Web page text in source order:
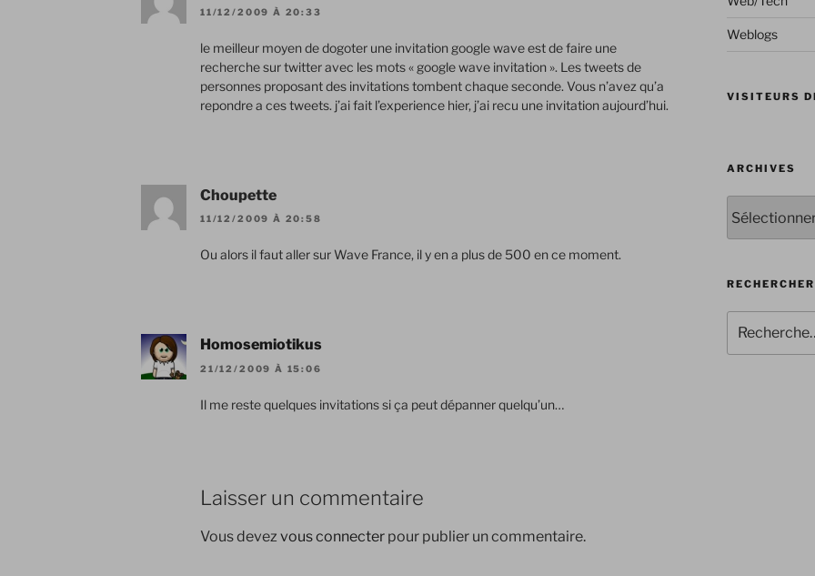
11/12/2009 À 20:33
le meilleur moyen de dogoter une invitation google wave est de faire une
recherche sur twitter avec les mots « google wave invitation ». Les tweets de
personnes proposant des invitations tombent chaque seconde. Vous n’avez qu’a
repondre a ces tweets. j’ai fait l’experience hier, j’ai recu une invitation aujourd’hui.
Choupette
11/12/2009 À 20:58
Ou alors il faut aller sur Wave France, il y en a plus de 500 en ce moment.
Homosemiotikus
21/12/2009 À 15:06
Il me reste quelques invitations si ça peut dépanner quelqu’un…
Laisser un commentaire
Vous devez vous connecter pour publier un commentaire.
Weblogs
VISITEURS
ARCHIVES
pour
: